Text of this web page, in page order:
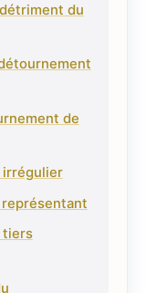
du
de
irrégulier
tiers